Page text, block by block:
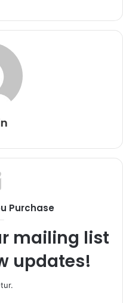
Purchase
mailing list
updates!